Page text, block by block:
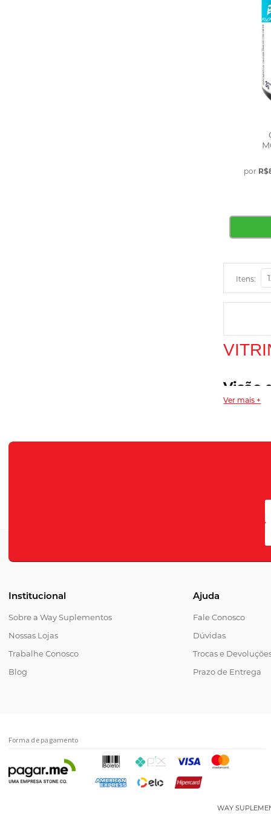
por
Itens:
Visão
algum
sanitário
O que
Verifique a
Ver mais +
POS-TREINO
Institucional
Sobre a Way Suplementos
Nossas Lojas
Trabalhe Conosco
Blog
Ajuda
Fale Conosco
Dúvidas
Trocas e
Prazo de Entrega
Forma de pagamento
WAY